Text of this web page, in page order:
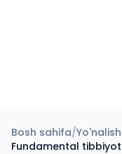
Bosh sahifa/
Fundamental